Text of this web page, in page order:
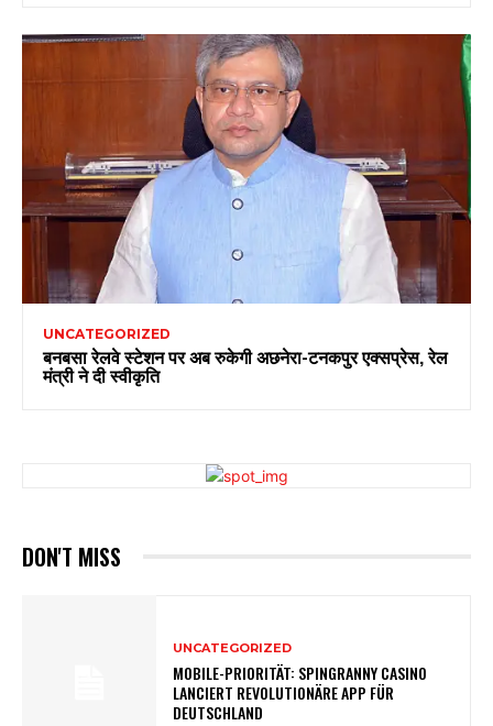
UNCATEGORIZED
बनबसा रेलवे स्टेशन पर अब रुकेगी अछनेरा-टनकपुर एक्सप्रेस, रेल
मंत्री ने दी स्वीकृति
DON'T MISS
UNCATEGORIZED
MOBILE-PRIORITÄT: SPINGRANNY CASINO
LANCIERT REVOLUTIONÄRE APP FÜR
DEUTSCHLAND